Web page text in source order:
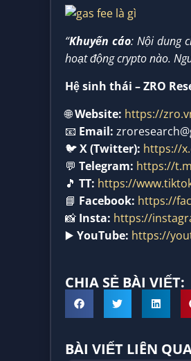
“Khuyến cáo: Nội dung
hoạt động crypto nào.
Hệ sinh thái – ZRO
🌐Website: https://
📧 Email:
🐦X (Twitter): https://
💬 Telegram: https://
🎵 TT: https://
📘 Facebook: https://
📸 Insta: https://
▶️ YouTube: https://
CHIA SẺ BÀI VIẾT:
BÀI VIẾT LIÊN